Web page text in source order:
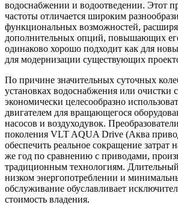
водоснабжении и водоотведении. Этот
частоты отличается широким
функциональных возможностей,
дополнительных опций, повышающих
одинаково хорошо подходит как для
для модернизации существующих
По причине значительных суточных
установках водоснабжения или очистки
экономически целесообразно
двигателем для вращающегося
насосов и воздуходувок.
поколения VLT AQUA Drive (Аква
обеспечить реальное сокращение затрат
же год по сравнению с приводами,
традиционным технологиям.
низком энергопотреблении и
обслуживание обуславливает
стоимость владения.